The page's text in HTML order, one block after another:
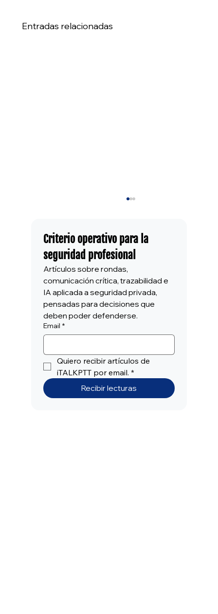
Entradas relacionadas
En seguridad, más supervisión no siempre
significa más evidencia
Criterio operativo para la
seguridad profesional
Artículos sobre rondas,
comunicación crítica, trazabilidad e
IA aplicada a seguridad privada,
pensadas para decisiones que
deben poder defenderse.
Email *
Quiero recibir artículos de
iTALKPTT por email. *
Recibir lecturas